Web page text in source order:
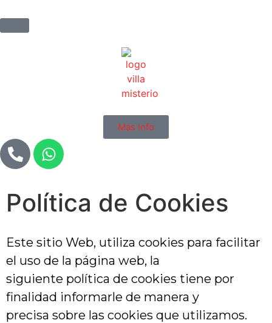
Más info
Política de Cookies
Este sitio Web, utiliza cookies para facilitar
el uso de la página web, la
siguiente política de cookies tiene por
finalidad informarle de manera y
precisa sobre las cookies que utilizamos.